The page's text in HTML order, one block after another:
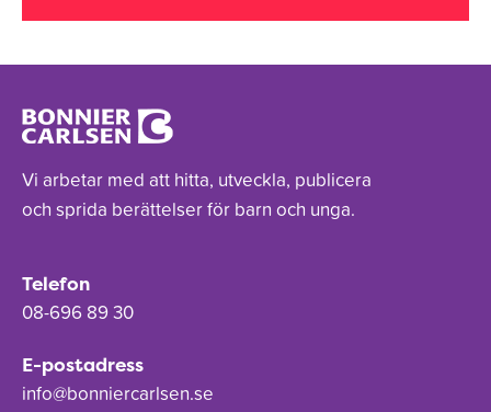
Vi arbetar med att hitta, utveckla, publicera
och sprida berättelser för barn och unga.
Telefon
08-696 89 30
E-postadress
info@bonniercarlsen.se